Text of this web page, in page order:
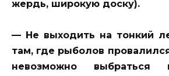
жердь, широкую доску).
— Не выходить на тонкий
там, где рыболов
невозможно